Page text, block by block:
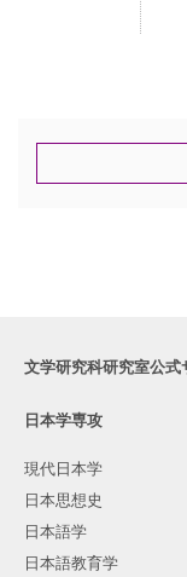
文学研究科研究室公式
日本学専攻
現代日本学
日本思想史
日本語学
日本語教育学